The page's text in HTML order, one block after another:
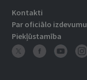
Kontakti
Par oficiālo izdevumu
Piekļūstamība